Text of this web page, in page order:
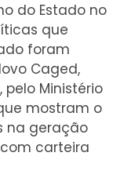
do Estado no
que
foram
Caged,
Ministério
mostram o
na geração
carteira